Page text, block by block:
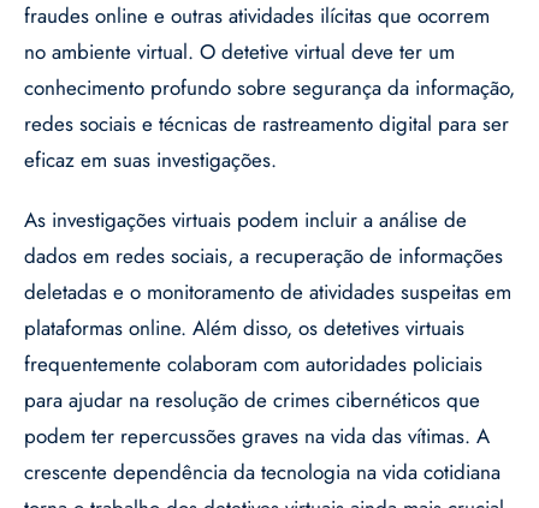
fraudes online e outras atividades ilícitas que ocorrem
no ambiente virtual. O detetive virtual deve ter um
conhecimento profundo sobre segurança da informação,
redes sociais e técnicas de rastreamento digital para ser
eficaz em suas investigações.
As investigações virtuais podem incluir a análise de
dados em redes sociais, a recuperação de informações
deletadas e o monitoramento de atividades suspeitas em
plataformas online. Além disso, os detetives virtuais
frequentemente colaboram com autoridades policiais
para ajudar na resolução de crimes cibernéticos que
podem ter repercussões graves na vida das vítimas. A
crescente dependência da tecnologia na vida cotidiana